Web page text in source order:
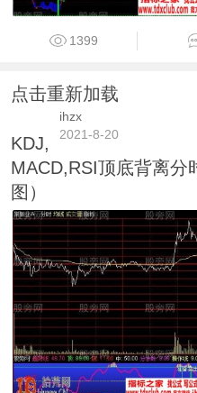
1399
点击重新加载
ihzx
2021-8-20
KDJ,
MACD,RSI顶底背离分
图）